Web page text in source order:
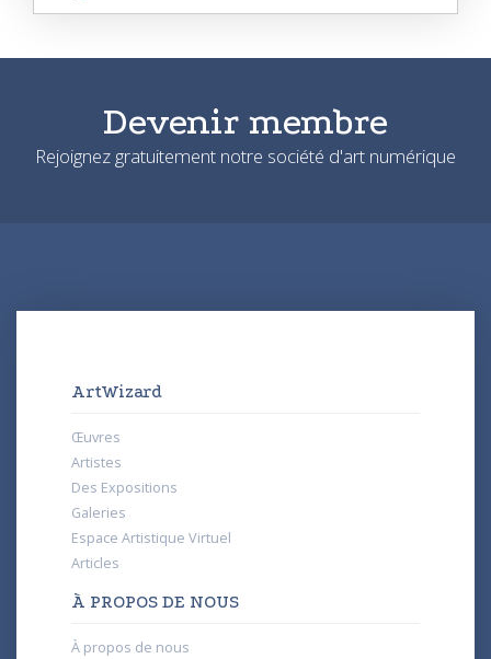
Devenir membre
Rejoignez gratuitement notre société d'art numérique
ArtWizard
Œuvres
Artistes
Des Expositions
Galeries
Espace Artistique Virtuel
Articles
À PROPOS DE NOUS
À propos de nous